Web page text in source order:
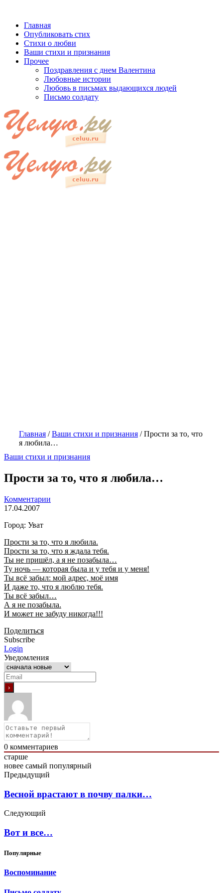
Главная
Опубликовать стих
Стихи о любви
Ваши стихи и признания
Прочее
Поздравления с днем Валентина
Любовные истории
Любовь в письмах выдающихся людей
Письмо солдату
Главная /Ваши стихи и признания /Прости за то, что
я любила…
Ваши стихи и признания
Прости за то, что я любила…
Комментарии
17.04.2007
Город: Уват
Прости за то, что я любила.
Прости за то, что я ждала тебя.
Ты не пришёл, а я не позабыла…
Ту ночь — которая была и у тебя и у меня!
Ты всё забыл: мой адрес, моё имя
И даже то, что я люблю тебя.
Ты всё забыл…
А я не позабыла.
И может не забуду никогда!!!
Поделиться
Subscribe
Login
Уведомления
0 комментариев
старше
новее самый популярный
Предыдущий
Весной врастают в почву палки…
Следующий
Вот и все…
Популярные
Воспоминание